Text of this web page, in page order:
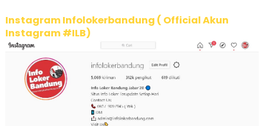
Instagram Infolokerbandung ( Official Akun
Instagram #ILB)